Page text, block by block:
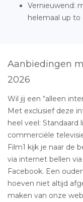
Vernieuwend:
helemaal up to
Aanbiedingen
2026
Wil jij een “alleen
Met exclusief deze
heel veel: Standaard
commerciële
Film1 kijk je naar de
via internet bellen
Facebook. Een
hoeven niet altijd
maken van onze